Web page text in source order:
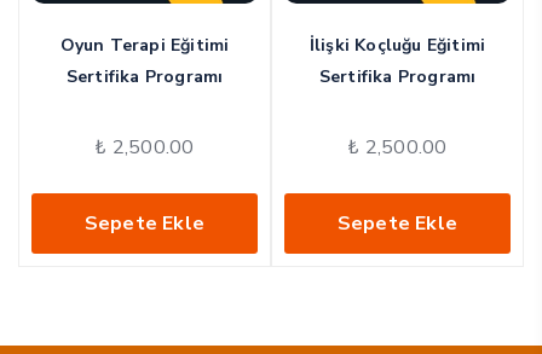
Oyun Terapi Eğitimi
Sertifika Programı
₺ 2,500.00
Sepete Ekle
İlişki Koçluğu Eğitimi
Sertifika Programı
₺ 2,500.00
Sepete Ekle